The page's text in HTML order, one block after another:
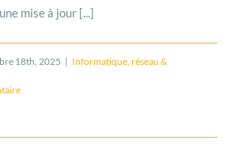
mise à jour [...]
18th, 2025 | Informatique, réseau &